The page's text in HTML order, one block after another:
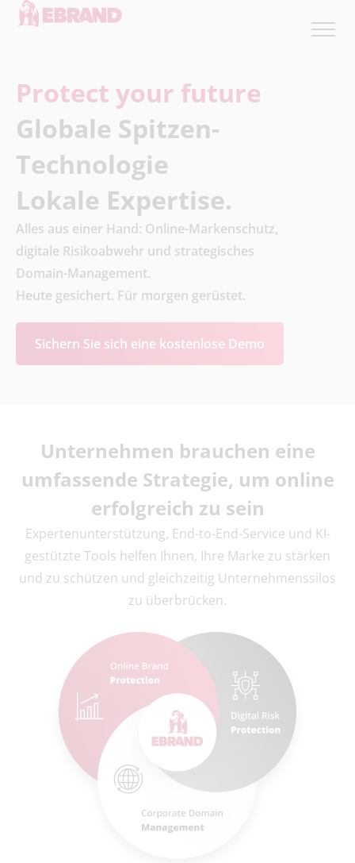
Protect your future
Globale Spitzen-
Technologie
Lokale Expertise.
Alles aus einer Hand: Online-Markenschutz,
digitale Risikoabwehr und strategisches
Domain-Management.
Heute gesichert. Für morgen gerüstet.
Sichern Sie sich eine kostenlose Demo
Unternehmen brauchen eine
umfassende Strategie, um online
erfolgreich zu sein
Expertenunterstützung, End-to-End-Service und KI-
gestützte Tools helfen Ihnen, Ihre Marke zu stärken
und zu schützen und gleichzeitig Unternehmenssilos
zu überbrücken.